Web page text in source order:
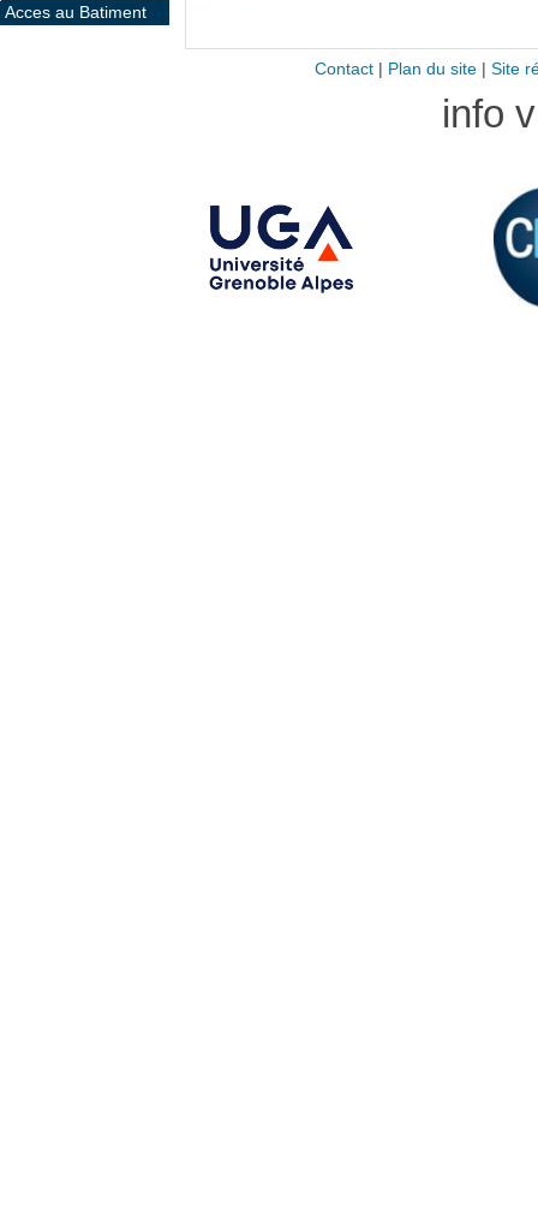
Acces au Batiment
Contact| Plan du site| Site
info